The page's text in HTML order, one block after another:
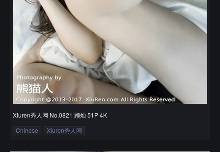
Xiuren秀人网 No.0821 顾灿 51P 4K
Chinese
Xiuren秀人网